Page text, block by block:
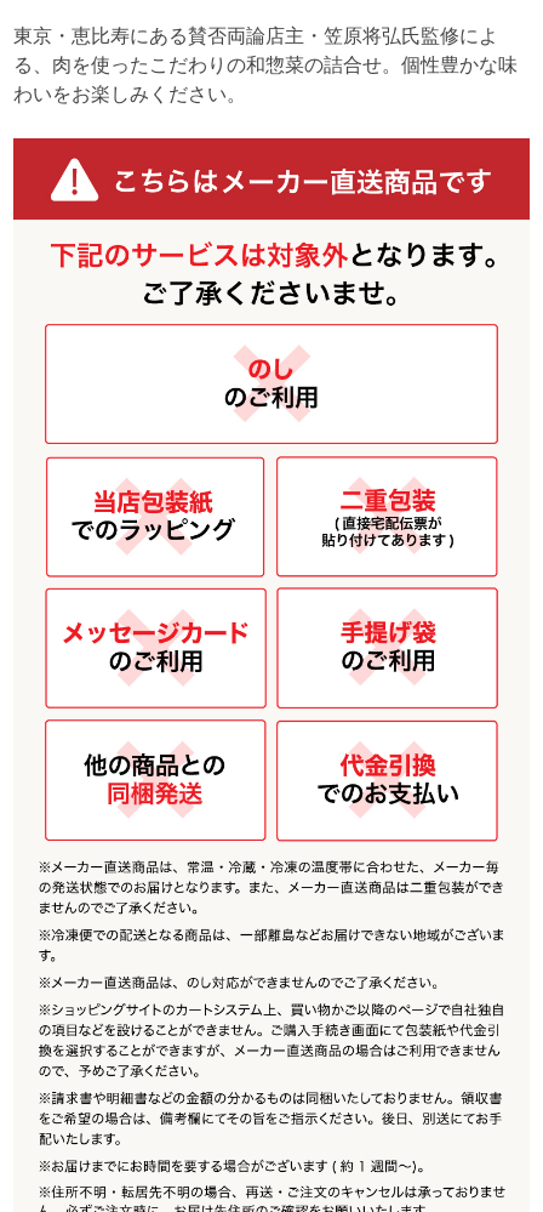
東京・恵比寿にある賛否両論店主・笠原将弘氏監修によ
る、肉を使ったこだわりの和惣菜の詰合せ。個性豊かな味
わいをお楽しみください。